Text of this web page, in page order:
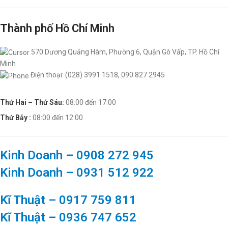
Thành phố Hồ Chí Minh
570 Dương Quảng Hàm, Phường 6, Quận Gò Vấp, TP. Hồ Chí
Minh
Điện thoại: (028) 3991 1518, 090 827 2945
Thứ Hai – Thứ Sáu: 08:00 đến 17:00
Thứ Bảy : 08:00 đến 12:00
Kinh Doanh – 0908 272 945
Kinh Doanh – 0931 512 922
Kĩ Thuật – 0917 759 811
Kĩ Thuật – 0936 747 652